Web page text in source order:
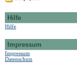
Hilfe
Hilfe
Impressum
Impressum
Datenschutz